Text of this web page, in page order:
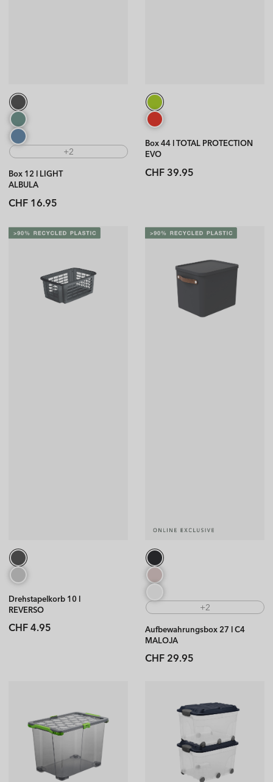
+2
Box 12 l LIGHT
ALBULA
Normaler
CHF 16.95
Box 44 l TOTAL PROTECTION
EVO
Normaler
CHF 39.95
Drehstapelkorb 10 l
REVERSO
Normaler
CHF 4.95
+2
Aufbewahrungsbox 27 l C4
MALOJA
Normaler
CHF 29.95